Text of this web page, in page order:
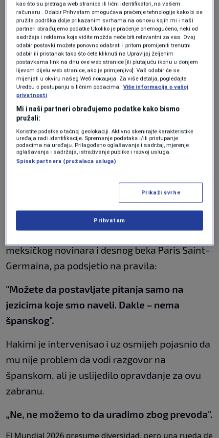
dolara, prečnika skoro 16 metara, bit
će poslata preko okeana do SAD-a
kako bi iskopala tunel dug 8
kilometara
TEHNOLOGIJA| 14. jun.
Ispod plinskog polja u srcu Evrope
nalazi se jedno od najvećih nalazišta
litijuma na Zemlji: 43 miliona tona,
500.000 baterija, milijarde dolara
Nema španskog
Marokanac Achraf Hakimi, koji je rođen u
pitanja na španskom poslije remija 1:1 sa
Brazilom, ali…
"Izvinite",prekinuo je moderator razgovor
meksičkog novinara i desnog beka Paris Saint-
Germaina, pa podsjetio na pravila:
"Možete da postavljate pitanja samo na
jezicima koje smo naveli. Dakle – nema
španskog".
Hakimi je intervenisao i uz osmijeh pojasnio da
mu nije problem da vodi razgovor na
španskom, ali je uslijedilo opravdanje za ovu
zabranu.
„Ne, ne možemo to da uradimo zbog prevoda".
El Mundial 2026 presume diversidad, pero una rueda de
kao što su pretraga web stranica ili lični identifikatori, na vašem
računaru . Odabir Prihvatam omogućava praćenje tehnologije kako bi se
pružila podrška dolje prikazanim svrhama na osnovu kojih mi i naši
partneri obrađujemo podatke Ukoliko je praćenje onemogućeno, neki od
sadržaja i reklama koje vidite možda neće biti relevantni za vas. Ovaj
odabir postavki možete ponovno odabrati i pritom promijeniti trenutni
odabir ili pristanak tako što ćete kliknuti na Upravljaj željenim
postavkama link na dnu ove web stranice [ili plutajuću ikonu u donjem
lijevom dijelu web stranice, ako je primjenjivo]. Vaš odabir će se
mijenjati u okviru našeg Wеб локација. Za više detalja, pogledajte
Uredbu o postupanju s ličnim podacima. Više informacija o vašoj
privatnosti
Mi i naši partneri obrađujemo podatke kako bismo
pružali:
Koristite podatke o tačnoj geolokaciji. Aktivno skenirajte karakteristike
uređaja radi identifikacije. Spremanje podataka i/ili pristupanje
podacima na uređaju. Prilagođeno oglašavanje i sadržaj, mjerenje
oglašavanja i sadržaja, istraživanje publike i razvoj usluga.
Spisak partnera (pružalaca usluga)
Prikaži svrhe
Prihvatam